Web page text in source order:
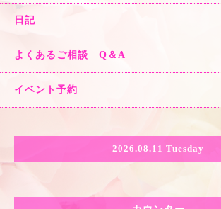
日記
よくあるご相談 Q＆A
イベント予約
2026.08.11 Tuesday